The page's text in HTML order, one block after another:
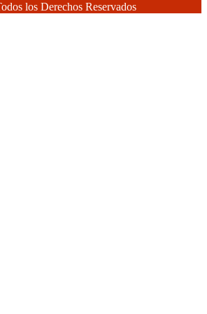
los Derechos Reservados